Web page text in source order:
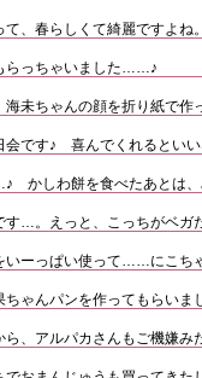
て、春らしくて綺麗ですよ
らっちゃいました……♪
海未ちゃんの顔を折り紙で
会です♪ 喜んでくれるとい
かしわ餅を食べたあとは、
す…。えっと、こっちがベ
いーっぱい使って……にこち
ちゃんパンを作ってもらい
ら、アルパカさんもご機嫌